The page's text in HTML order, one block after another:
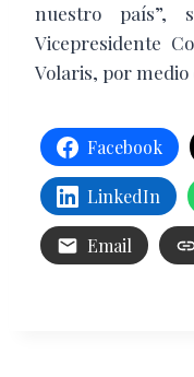
nuestro país”,
Vicepresidente
Volaris, por
Facebook
LinkedIn
Email